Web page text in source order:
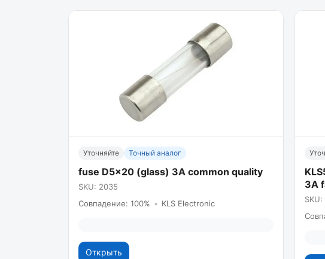
Уточняйте Точный аналог
fuse D5x20 (glass) 3A common quality
SKU: 2035
Совпадение: 100% • KLS Electronic
Открыть
3A